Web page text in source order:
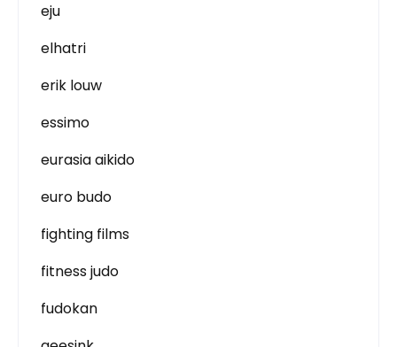
eju
elhatri
erik louw
essimo
eurasia aikido
euro budo
fighting films
fitness judo
fudokan